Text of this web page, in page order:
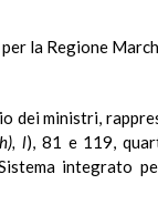
la Regione
dei ministri,
h), l), 81 e 119,
integrato